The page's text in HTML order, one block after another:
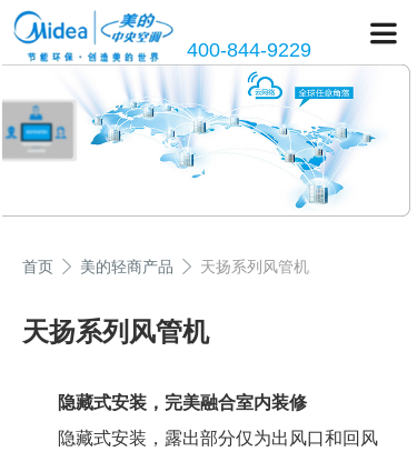
400-844-9229
首页 美的轻商产品 天扬系列风管机
天扬系列风管机
隐藏式安装，完美融合室内装修
隐藏式安装，露出部分仅为出风口和回风